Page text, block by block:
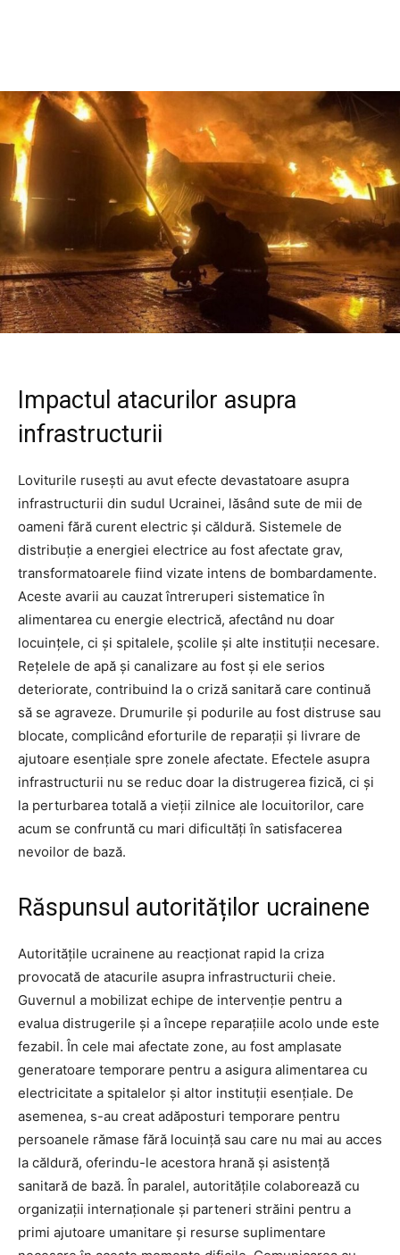
Impactul atacurilor asupra
infrastructurii
Loviturile rusești au avut efecte devastatoare asupra
infrastructurii din sudul Ucrainei, lăsând sute de mii de
oameni fără curent electric și căldură. Sistemele de
distribuție a energiei electrice au fost afectate grav,
transformatoarele fiind vizate intens de bombardamente.
Aceste avarii au cauzat întreruperi sistematice în
alimentarea cu energie electrică, afectând nu doar
locuințele, ci și spitalele, școlile și alte instituții necesare.
Rețelele de apă și canalizare au fost și ele serios
deteriorate, contribuind la o criză sanitară care continuă
să se agraveze. Drumurile și podurile au fost distruse sau
blocate, complicând eforturile de reparații și livrare de
ajutoare esențiale spre zonele afectate. Efectele asupra
infrastructurii nu se reduc doar la distrugerea fizică, ci și
la perturbarea totală a vieții zilnice ale locuitorilor, care
acum se confruntă cu mari dificultăți în satisfacerea
nevoilor de bază.
Răspunsul autorităților ucrainene
Autoritățile ucrainene au reacționat rapid la criza
provocată de atacurile asupra infrastructurii cheie.
Guvernul a mobilizat echipe de intervenție pentru a
evalua distrugerile și a începe reparațiile acolo unde este
fezabil. În cele mai afectate zone, au fost amplasate
generatoare temporare pentru a asigura alimentarea cu
electricitate a spitalelor și altor instituții esențiale. De
asemenea, s-au creat adăposturi temporare pentru
persoanele rămase fără locuință sau care nu mai au acces
la căldură, oferindu-le acestora hrană și asistență
sanitară de bază. În paralel, autoritățile colaborează cu
organizații internaționale și parteneri străini pentru a
primi ajutoare umanitare și resurse suplimentare